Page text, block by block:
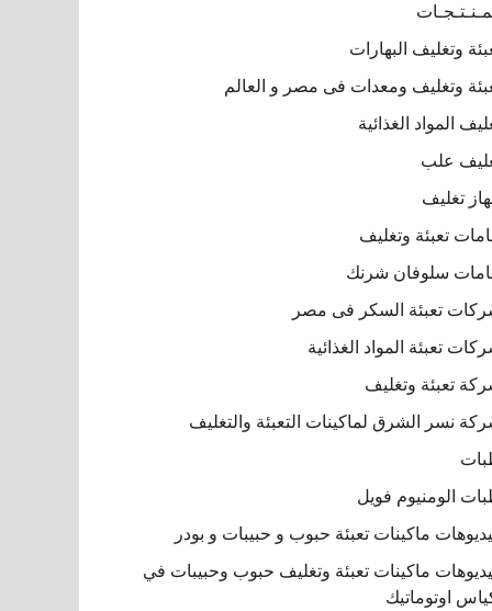
وتغليف البهارات
وتغليف ومعدات فى مصر و العالم
المواد الغذائية
علب
تغليف
تعبئة وتغليف
سلوفان شرنك
تعبئة السكر فى مصر
تعبئة المواد الغذائية
تعبئة وتغليف
نسر الشرق لماكينات التعبئة والتغليف
الومنيوم فويل
ماكينات تعبئة حبوب و حبيبات و بودر
ماكينات تعبئة وتغليف حبوب وحبيبات في
اوتوماتيك